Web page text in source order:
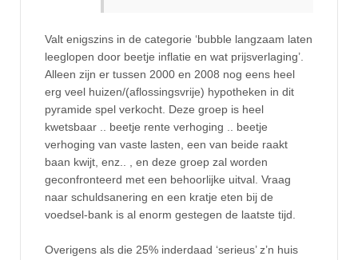
Valt enigszins in de categorie ‘bubble langzaam laten
leeglopen door beetje inflatie en wat prijsverlaging’.
Alleen zijn er tussen 2000 en 2008 nog eens heel
erg veel huizen/(aflossingsvrije) hypotheken in dit
pyramide spel verkocht. Deze groep is heel
kwetsbaar .. beetje rente verhoging .. beetje
verhoging van vaste lasten, een van beide raakt
baan kwijt, enz.. , en deze groep zal worden
geconfronteerd met een behoorlijke uitval. Vraag
naar schuldsanering en een kratje eten bij de
voedsel-bank is al enorm gestegen de laatste tijd.
Overigens als die 25% inderdaad ‘serieus’ z’n huis